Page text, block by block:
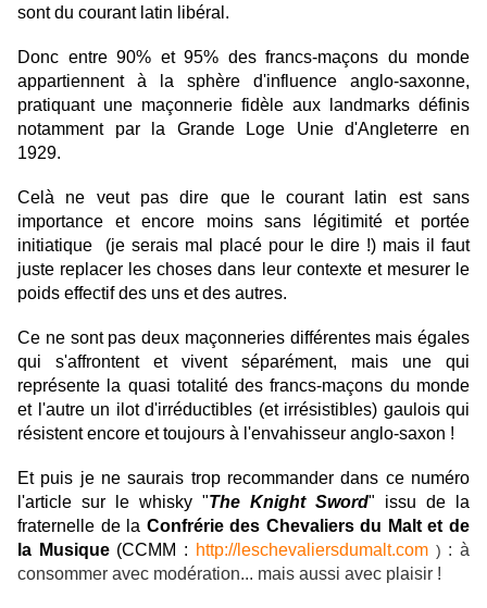
sont du courant latin libéral.
Donc entre 90% et 95% des francs-maçons du monde
appartiennent à la sphère d'influence anglo-saxonne,
pratiquant une maçonnerie fidèle aux landmarks définis
notamment par la Grande Loge Unie d'Angleterre en
1929.
Celà ne veut pas dire que le courant latin est sans
importance et encore moins sans légitimité et portée
initiatique (je serais mal placé pour le dire !) mais il faut
juste replacer les choses dans leur contexte et mesurer le
poids effectif des uns et des autres.
Ce ne sont pas deux maçonneries différentes mais égales
qui s'affrontent et vivent séparément, mais une qui
représente la quasi totalité des francs-maçons du monde
et l'autre un ilot d'irréductibles (et irrésistibles) gaulois qui
résistent encore et toujours à l'envahisseur anglo-saxon !
Et puis je ne saurais trop recommander dans ce numéro
l'article sur le whisky "The Knight Sword" issu de la
fraternelle de la Confrérie des Chevaliers du Malt et de
la Musique (CCMM : http://leschevaliersdumalt.com) : à
consommer avec modération... mais aussi avec plaisir !